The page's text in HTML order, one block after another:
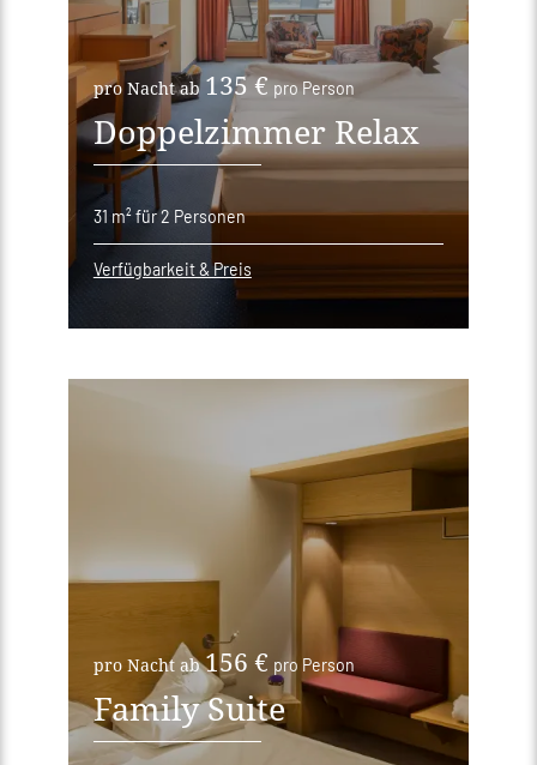
pro Nacht ab 135 € pro Person
Doppelzimmer Relax
31 m²für 2 Personen
Verfügbarkeit & Preis
pro Nacht ab156 € pro Person
Family Suite